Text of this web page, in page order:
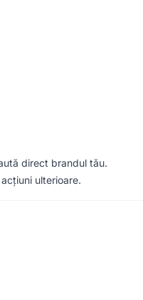
direct brandul tău.
ulterioare.